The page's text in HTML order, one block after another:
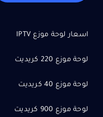
اسعار لوحة موزع IPTV
لوحة موزع 220 كريديت
لوحة موزع 40 كريديت
لوحة موزع 900 كريديت